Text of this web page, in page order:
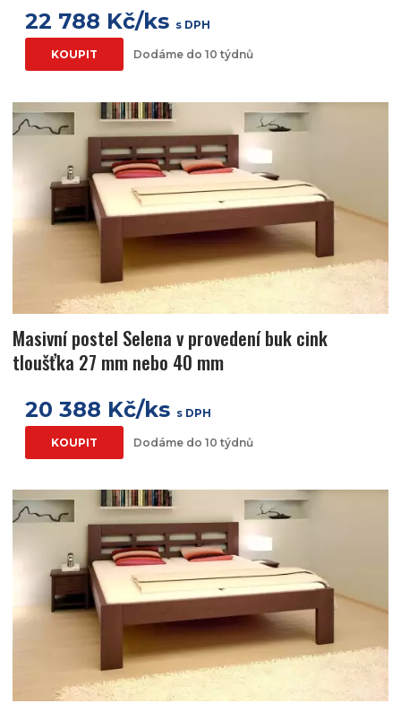
22 788 Kč/ks s DPH
KOUPIT Dodáme do 10 týdnů
Masivní postel Selena v provedení buk cink
tloušťka 27 mm nebo 40 mm
20 388 Kč/ks s DPH
KOUPIT Dodáme do 10 týdnů